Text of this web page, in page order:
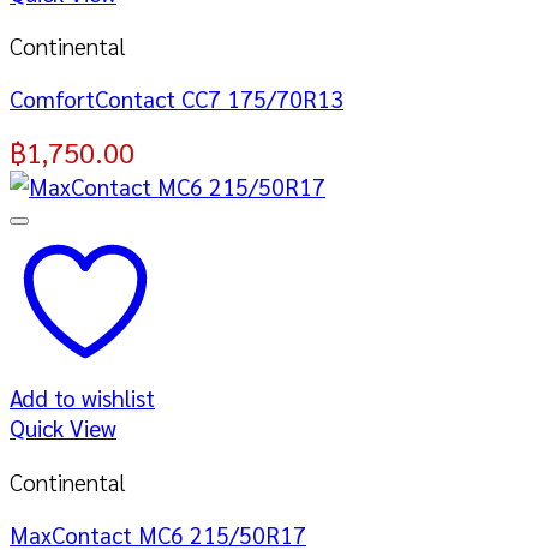
Continental
ComfortContact CC7 175/70R13
฿1,750.00
Add to wishlist
Quick View
Continental
MaxContact MC6 215/50R17